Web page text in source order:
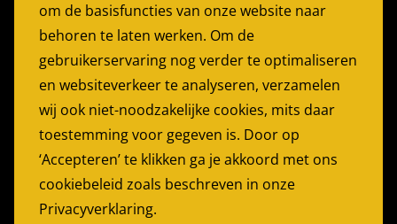
Feesttent huren
PARTYGARANT
Bijdorp-Oost 22
2992LA Barendrecht
Telefoon:0180 614179
om de basisfuncties van onze website naar
behoren te laten werken. Om de
gebruikerservaring nog verder te optimaliseren
en websiteverkeer te analyseren, verzamelen
wij ook niet-noodzakelijke cookies, mits daar
toestemming voor gegeven is. Door op
‘Accepteren’ te klikken ga je akkoord met ons
cookiebeleid zoals beschreven in onze
Privacyverklaring.